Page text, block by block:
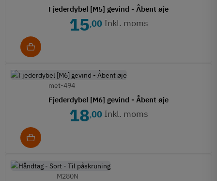
Fjederdybel [M5] gevind - Åbent øje
15,00 Inkl. moms
Fjederdybel [M6] gevind - Åbent øje
met-494
18,00 Inkl. moms
M280N